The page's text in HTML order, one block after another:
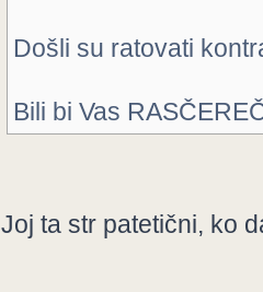
Došli su ratovati
Bili bi Vas
Joj ta str patetični, ko